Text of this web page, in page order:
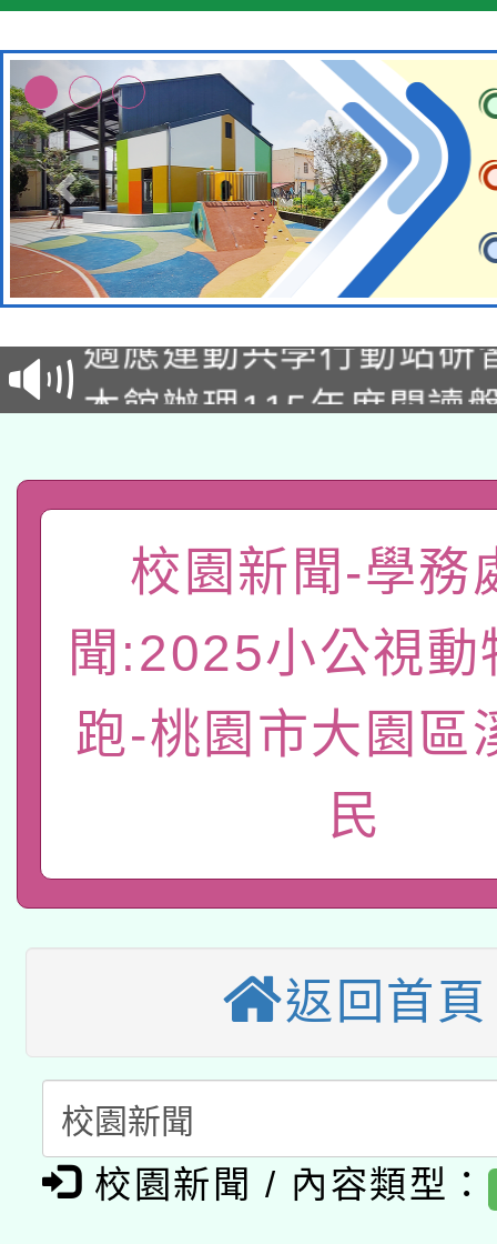
本校115學年度第2次
招甄選結果公告(無人
招)
本館辦理115年度閱讀
礎課程
A3數位素養講師名單
「數位內容與教學軟
pilot」
薪期間赴陸應申請許可
轉知經濟部水利署委託
業技術研究院辦理「
用水績優單位及節水達
115年8月22日(星期六
桃園市孔廟祈福系列
開 智慧啟航」
本校115學年度第2次
招)
適應運動共學行動站研
本館辦理115年度閱讀
暨閱讀推動專業研習
科技賦能─人工智慧
礎課程
A3數位素養講師名單
「數位內容與教學軟體
pilot」
有關大陸委員會函釋公
轉知經濟部水利署委託
校園新聞-學務
聞:2025小公視動
跑-桃園市大園區
民
返回首頁
校園新聞 / 內容類型：